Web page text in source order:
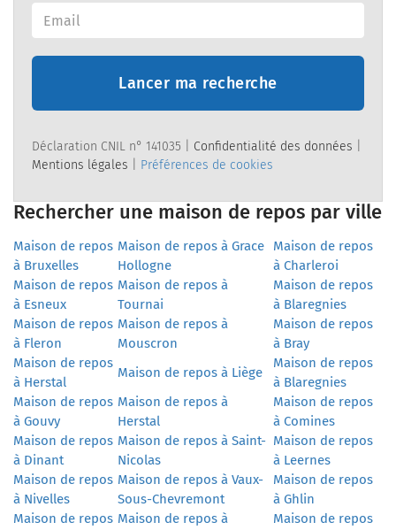
Lancer ma recherche
Déclaration CNIL n° 141035 | Confidentialité des données
Mentions légales
Préférences de cookies
Rechercher une maison de repos par ville
Maison de repos
à Bruxelles
Maison de repos à Grace
Hollogne
Maison de repos
à Charleroi
Maison de repos
à Esneux
Maison de repos à
Tournai
Maison de repos
à Blaregnies
Maison de repos
à Fleron
Maison de repos à
Mouscron
Maison de repos
à Bray
Maison de repos
à Herstal
Maison de repos à Liège
Maison de repos
à Blaregnies
Maison de repos
à Gouvy
Maison de repos à
Herstal
Maison de repos
à Comines
Maison de repos
à Dinant
Maison de repos à Saint-
Nicolas
Maison de repos
à Leernes
Maison de repos
à Nivelles
Maison de repos à Vaux-
Sous-Chevremont
Maison de repos
à Ghlin
Maison de repos Maison de repos à Maison de repos